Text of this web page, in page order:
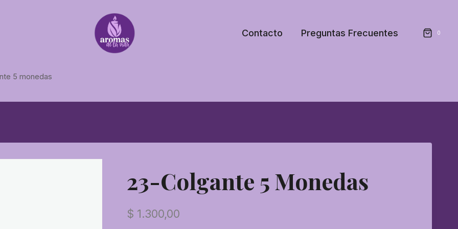
Contacto Preguntas Frecuentes 0
5 monedas
23-Colgante 5 Monedas
$ 1.300,00